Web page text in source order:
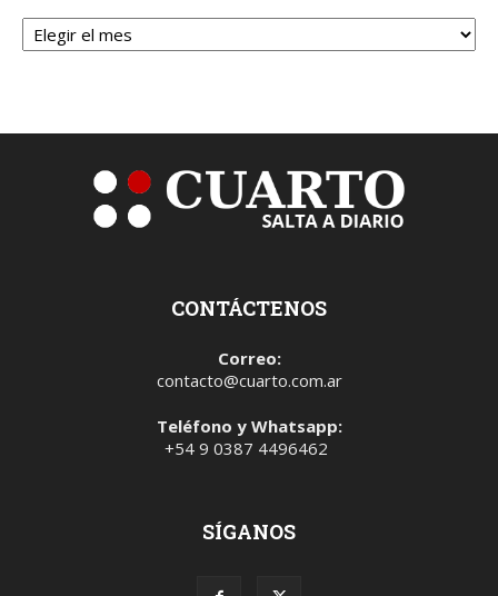
Archivos
CONTÁCTENOS
Correo:
contacto@cuarto.com.ar
Teléfono y Whatsapp:
+54 9 0387 4496462
SÍGANOS